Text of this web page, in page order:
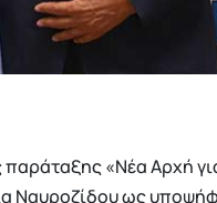
«Νέα Αρχή
Ναυροζίδου ως